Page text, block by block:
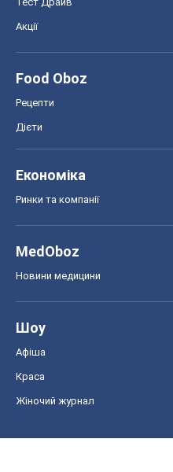
Акції
Food Oboz
Рецепти
Дієти
Економіка
Ринки та компанії
MedOboz
Новини медицини
Шоу
Афіша
Краса
Жіночий журнал